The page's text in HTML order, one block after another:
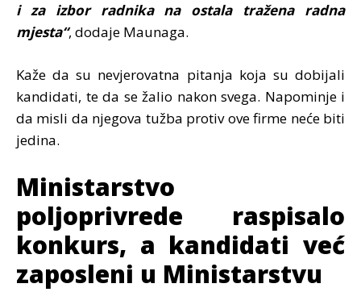
i za izbor radnika na ostala tražena radna
mjesta“, dodaje Maunaga.
Kaže da su nevjerovatna pitanja koja su dobijali
kandidati, te da se žalio nakon svega. Napominje i
da misli da njegova tužba protiv ove firme neće biti
jedina.
Ministarstvo
poljoprivrede raspisalo
konkurs, a kandidati već
zaposleni u Ministarstvu